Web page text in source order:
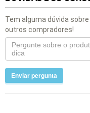
Tem alguma dúvida
outros compradores!
Enviar pergunta